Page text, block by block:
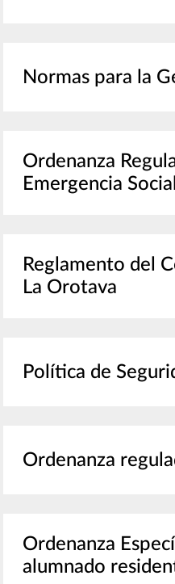
Normas para la
Ordenanza
Emergencia
Reglamento del
La Orotava
Política de
Ordenanza
Ordenanza
alumnado